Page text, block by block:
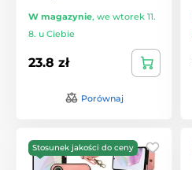
W magazynie, we wtorek 11.
8. u Ciebie
23.8 zł
Porównaj
Stosunek jakości do ceny